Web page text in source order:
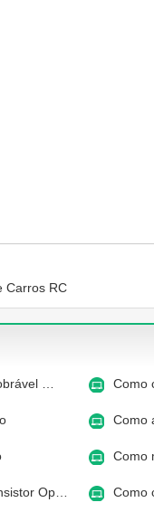
Carros RC
… Como
Como
Como
Op… Como